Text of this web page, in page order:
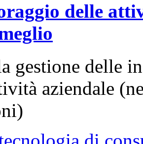
delle
gestione delle
aziendale